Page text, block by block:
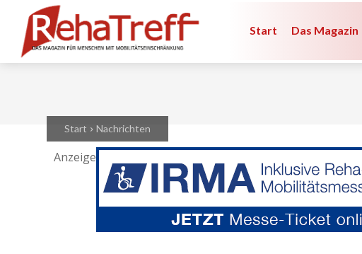
Start Das Magazin
Start Nachrichten
Anzeige